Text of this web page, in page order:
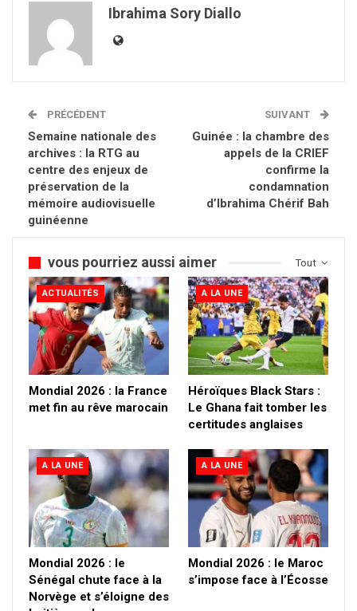
Ibrahima Sory Diallo
PRÉCÉDENT
Semaine nationale des
archives : la RTG au
centre des enjeux de
préservation de la
mémoire audiovisuelle
guinéenne
SUIVANT
Guinée : la chambre des
appels de la CRIEF
confirme la
condamnation
d’Ibrahima Chérif Bah
Tout
vous pourriez aussi aimer
ACTUALITÉS
Mondial 2026 : la France
met fin au rêve marocain
A LA UNE
Héroïques Black Stars :
Le Ghana fait tomber les
certitudes anglaises
A LA UNE
Mondial 2026 : le
Sénégal chute face à la
Norvège et s’éloigne des
A LA UNE
Mondial 2026 : le Maroc
s’impose face à l’Écosse